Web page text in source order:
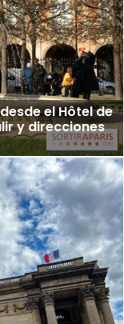
el Hôtel de
y direcciones